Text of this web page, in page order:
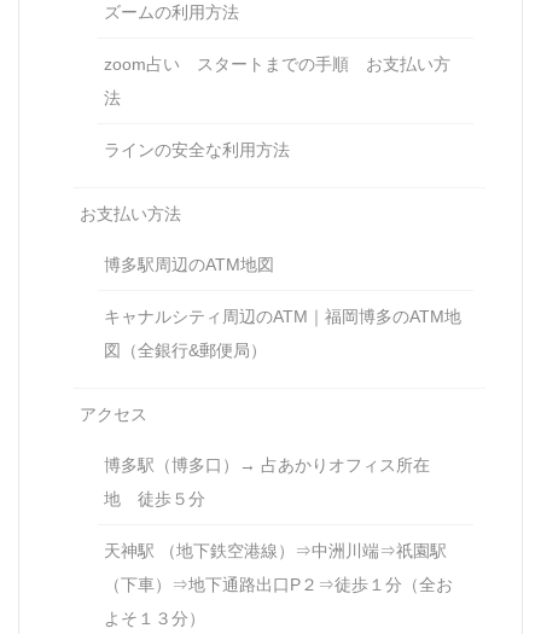
ズームの利用方法
zoom占い スタートまでの手順 お支払い方
法
ラインの安全な利用方法
お支払い方法
博多駅周辺のATM地図
キャナルシティ周辺のATM｜福岡博多のATM地
図（全銀行&郵便局）
アクセス
博多駅（博多口）→ 占あかりオフィス所在
地 徒歩５分
天神駅 （地下鉄空港線）⇒中洲川端⇒祇園駅
（下車）⇒地下通路出口P２⇒徒歩１分（全お
よそ１３分）